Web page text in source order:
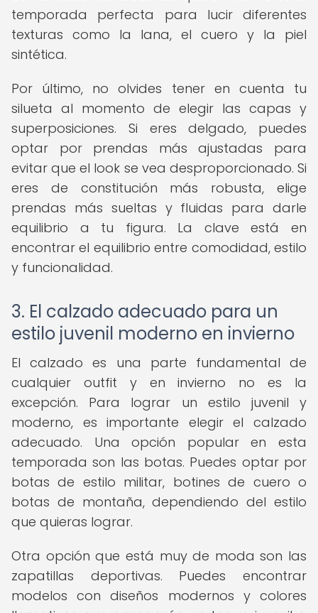
temporada perfecta para lucir diferentes
texturas como la lana, el cuero y la piel
sintética.
Por último, no olvides tener en cuenta tu
silueta al momento de elegir las capas y
superposiciones. Si eres delgado, puedes
optar por prendas más ajustadas para
evitar que el look se vea desproporcionado. Si
eres de constitución más robusta, elige
prendas más sueltas y fluidas para darle
equilibrio a tu figura. La clave está en
encontrar el equilibrio entre comodidad, estilo
y funcionalidad.
3. El calzado adecuado para un
estilo juvenil moderno en invierno
El calzado es una parte fundamental de
cualquier outfit y en invierno no es la
excepción. Para lograr un estilo juvenil y
moderno, es importante elegir el calzado
adecuado. Una opción popular en esta
temporada son las botas. Puedes optar por
botas de estilo militar, botines de cuero o
botas de montaña, dependiendo del estilo
que quieras lograr.
Otra opción que está muy de moda son las
zapatillas deportivas. Puedes encontrar
modelos con diseños modernos y colores